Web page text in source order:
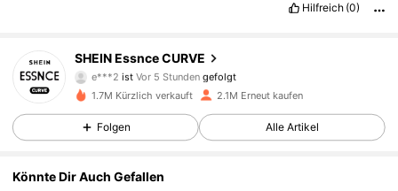
Hilfreich (0)
SHEIN Essnce CURVE
e***2istVor 5 Stundengefolgt
o***4 ist am Durchsuchen
4,83
249K Follower
1.7M Kürzlich verkauft 2.1M Erneut kaufen
Folgen Alle Artikel
Könnte Dir Auch Gefallen